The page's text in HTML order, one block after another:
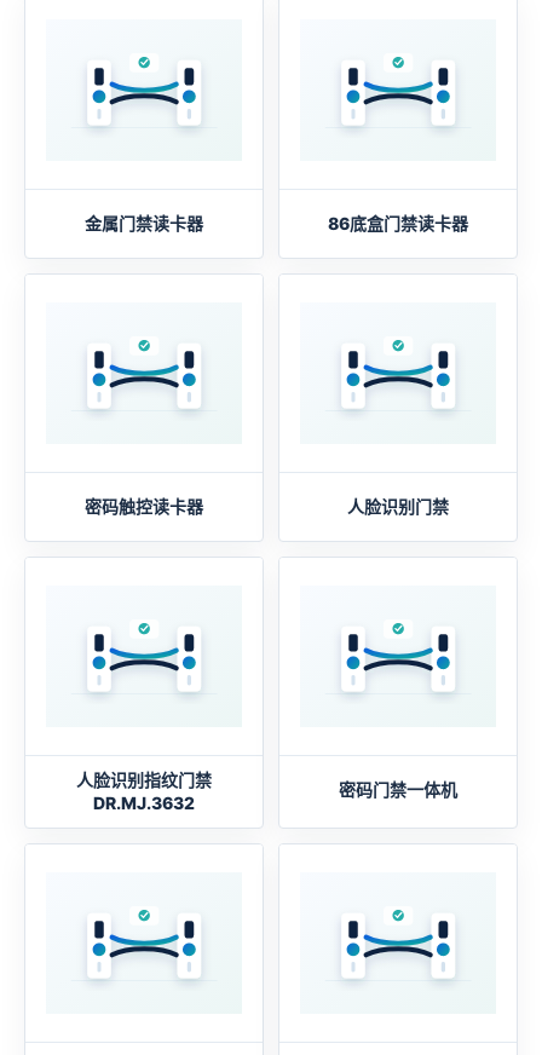
金属门禁读卡器 86底盒门禁读卡器
密码触控读卡器 人脸识别门禁
人脸识别指纹门禁
DR.MJ.3632
密码门禁一体机